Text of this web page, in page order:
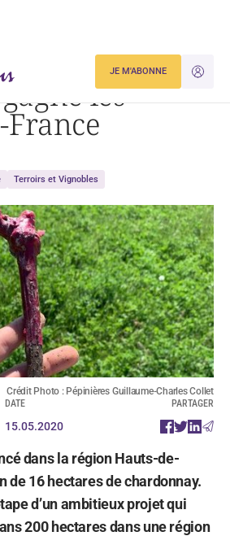
JE
JE M'ABONNE
de-France
les
France
Terroirs et Vignobles
Crédit Photo : Pépinières Guillaume-Charles Collet
DATE
15.05.2020
PARTAGER
dans la région Hauts-de-
de 16 hectares de chardonnay.
d’un ambitieux projet qui
200 hectares dans une région